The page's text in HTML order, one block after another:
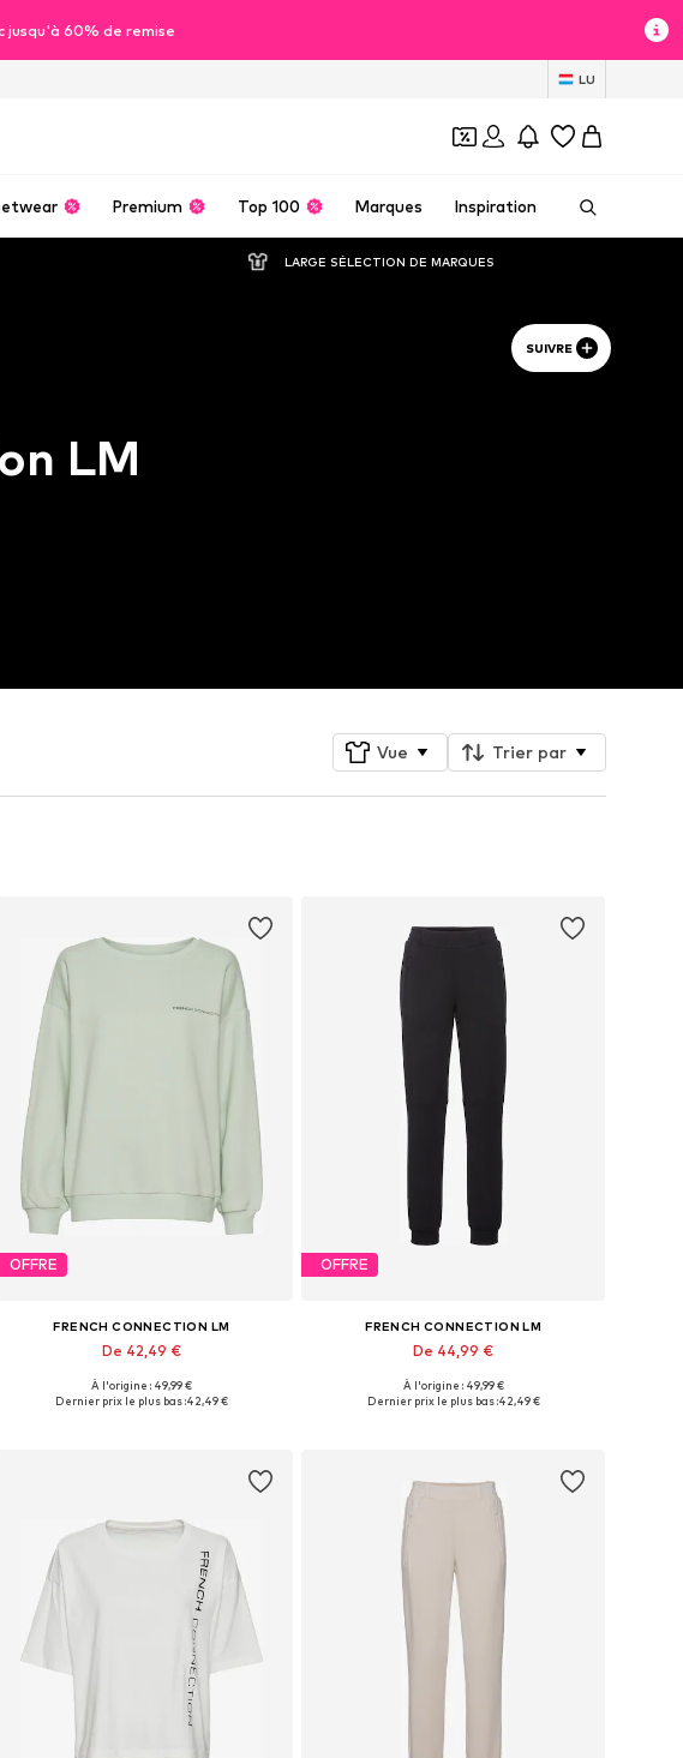
jusqu'à 60% de remise
LU
Premium Top 100 Marques Inspiration
LARGE SÉLECTION DE MARQUES
SUIVRE
LM
Vue Trier par
OFFRE
FRENCH CONNECTION LM
De 42,49 €
Tailles disponibles: XS-S, M, XL
À l'origine : 49,99 €
Dernier prix le plus bas :42,49 €
OFFRE
FRENCH CONNECTION LM
De 44,99 €
Disponible en plusieurs tailles
À l'origine : 49,99 €
Dernier prix le plus bas :42,49 €